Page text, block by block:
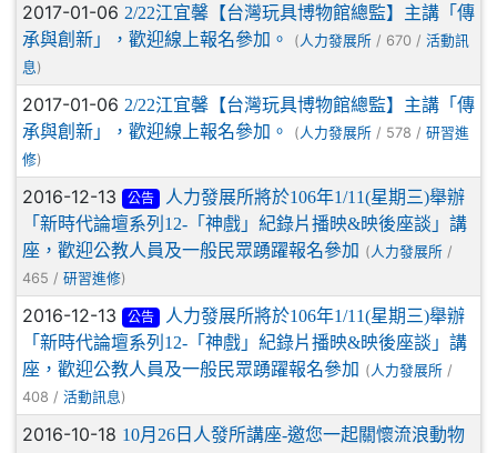
2017-01-06 2/22江宜馨【台灣玩具博物館總監】主講「傳
承與創新」，歡迎線上報名參加。
( 人力發展所 / 670 / 活動訊
息 )
2017-01-06 2/22江宜馨【台灣玩具博物館總監】主講「傳
承與創新」，歡迎線上報名參加。
( 人力發展所 / 578 / 研習進
修)
2016-12-13 公告
人力發展所將於106年1/11(星期三)舉辦
「新時代論壇系列12-「神戲」紀錄片播映&映後座談」講
座，歡迎公教人員及一般民眾踴躍報名參加 ( 人力發展所 /
465 / 研習進修)
2016-12-13 公告
人力發展所將於106年1/11(星期三)舉辦
「新時代論壇系列12-「神戲」紀錄片播映&映後座談」講
座，歡迎公教人員及一般民眾踴躍報名參加 ( 人力發展所 /
408 / 活動訊息 )
2016-10-18 10月26日人發所講座-邀您一起關懷流浪動物